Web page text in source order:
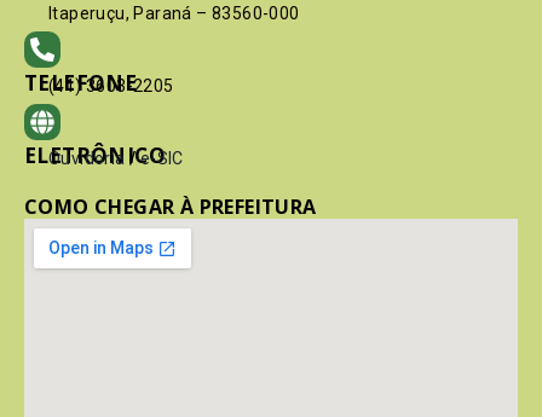
Itaperuçu, Paraná – 83560-000
TELEFONE
(41) 3603-2205
ELETRÔNICO
Ouvidoria / e-SIC
COMO CHEGAR À PREFEITURA